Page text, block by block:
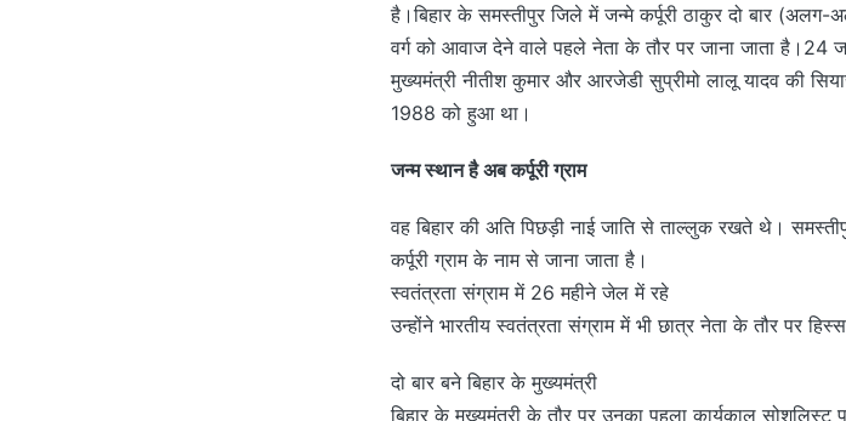
है।बिहार के समस्तीपुर जिले में जन्मे कर्पूरी ठाकुर दो बार
वर्ग को आवाज देने वाले पहले नेता के तौर पर जाना जाता है।24
मुख्यमंत्री नीतीश कुमार और आरजेडी सुप्रीमो लालू यादव की
1988 को हुआ था।
जन्म स्थान है अब कर्पूरी ग्राम
वह बिहार की अति पिछड़ी नाई जाति से ताल्लुक रखते थे।
कर्पूरी ग्राम के नाम से जाना जाता है।
स्वतंत्रता संग्राम में 26 महीने जेल में रहे
उन्होंने भारतीय स्वतंत्रता संग्राम में भी छात्र नेता के तौर पर
दो बार बने बिहार के मुख्यमंत्री
बिहार के मुख्यमंत्री के तौर पर उनका पहला कार्यकाल